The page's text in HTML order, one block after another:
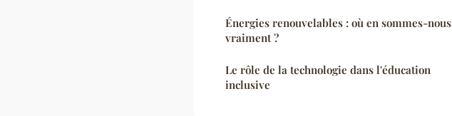
Énergies renouvelables : où en sommes-nous
vraiment ?
Le rôle de la technologie dans l'éducation
inclusive